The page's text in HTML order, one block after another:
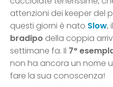
attenzioni dei keeper del
questi giorni è nato Slow, il
bradipo della coppia
settimane fa. Il 7°
non ha ancora un nome
fare la sua conoscenza!